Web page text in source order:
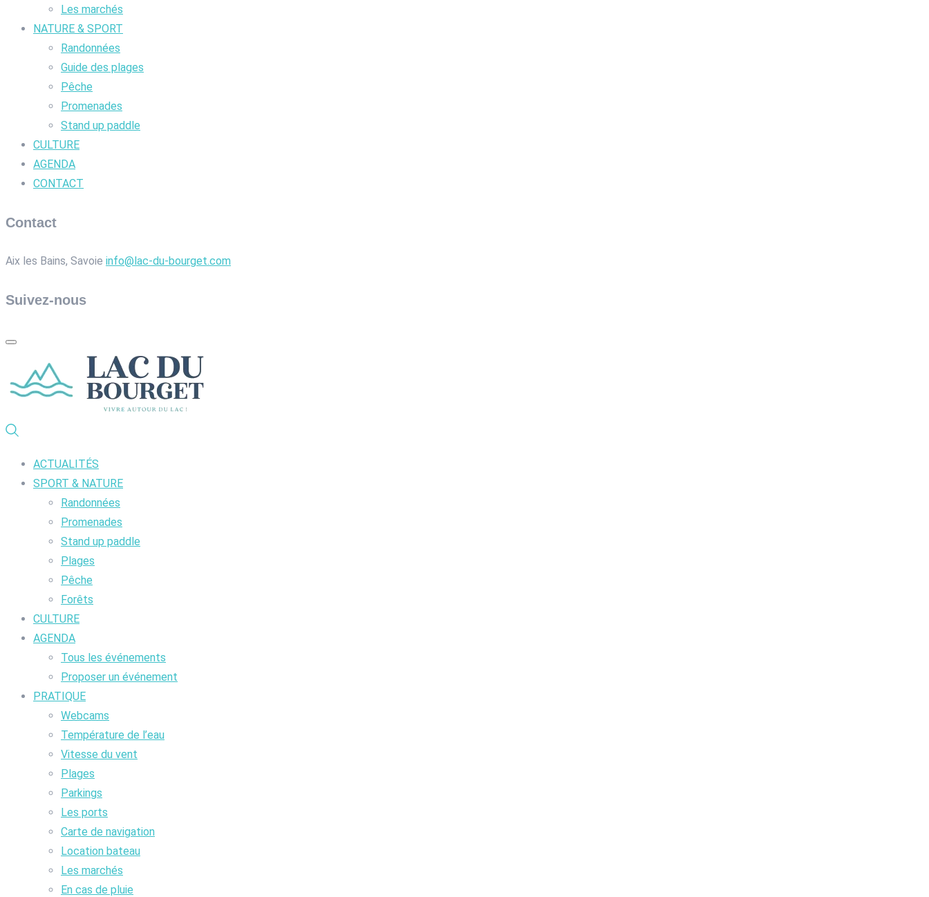
Les marchés
NATURE & SPORT
Randonnées
Guide des plages
Pêche
Promenades
Stand up paddle
CULTURE
AGENDA
CONTACT
Contact
Aix les Bains, Savoie info@lac-du-bourget.com
Suivez-nous
ACTUALITÉS
SPORT & NATURE
Randonnées
Promenades
Stand up paddle
Plages
Pêche
Forêts
CULTURE
AGENDA
Tous les événements
Proposer un événement
PRATIQUE
Webcams
Température de l’eau
Vitesse du vent
Plages
Parkings
Les ports
Carte de navigation
Location bateau
Les marchés
En cas de pluie